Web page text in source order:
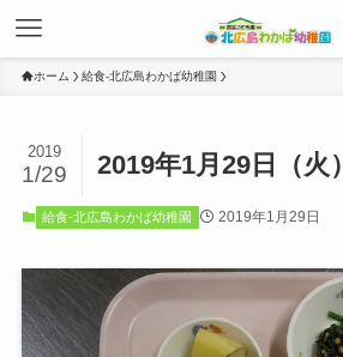
ホーム 給食-北広島わかば幼稚園
2019年1月29日（火）
2019
1/29
給食-北広島わかば幼稚園 2019年1月29日